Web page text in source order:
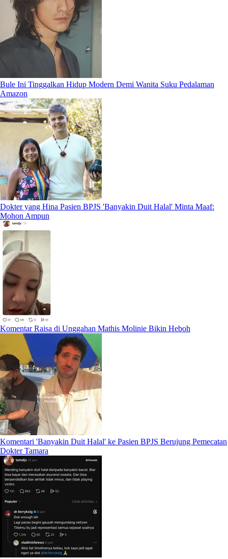
Bule Ini Tinggalkan Hidup Modern Demi Wanita Suku Pedalaman
Amazon
Dokter yang Hina Pasien BPJS 'Banyakin Duit Halal' Minta Maaf:
Mohon Ampun
Komentar Raisa di Unggahan Mathis Molinie Bikin Heboh
Komentari 'Banyakin Duit Halal' ke Pasien BPJS Berujung Pemecatan
Dokter Tamara